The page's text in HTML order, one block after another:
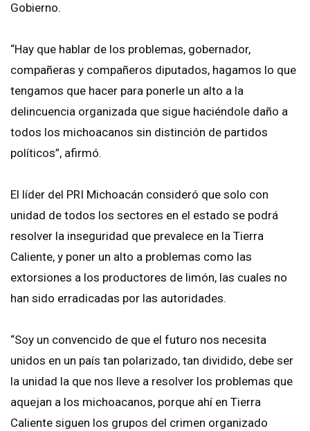
Gobierno.
“Hay que hablar de los problemas, gobernador,
compañeras y compañeros diputados, hagamos lo que
tengamos que hacer para ponerle un alto a la
delincuencia organizada que sigue haciéndole daño a
todos los michoacanos sin distinción de partidos
políticos”, afirmó.
El líder del PRI Michoacán consideró que solo con
unidad de todos los sectores en el estado se podrá
resolver la inseguridad que prevalece en la Tierra
Caliente, y poner un alto a problemas como las
extorsiones a los productores de limón, las cuales no
han sido erradicadas por las autoridades.
“Soy un convencido de que el futuro nos necesita
unidos en un país tan polarizado, tan dividido, debe ser
la unidad la que nos lleve a resolver los problemas que
aquejan a los michoacanos, porque ahí en Tierra
Caliente siguen los grupos del crimen organizado